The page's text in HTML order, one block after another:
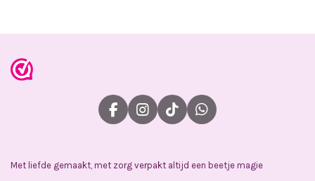
F
a
b
I
n
a
T
i
o
W
h
s
Met liefde gemaakt, met zorg verpakt altijd een beetje magie